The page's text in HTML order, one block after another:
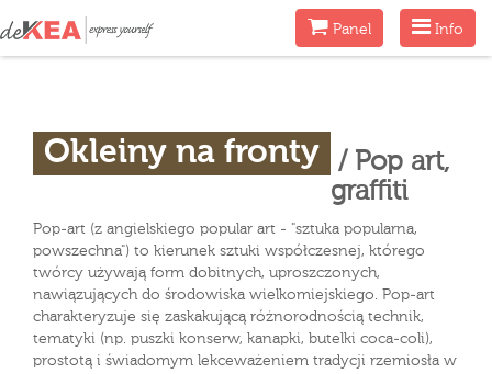
Menu
Info
MenuPanel
Okleiny na fronty
/ Pop art,
graffiti
Pop-art (z angielskiego popular art - "sztuka popularna,
powszechna") to kierunek sztuki współczesnej, którego
twórcy używają form dobitnych, uproszczonych,
nawiązujących do środowiska wielkomiejskiego. Pop-art
charakteryzuje się zaskakującą różnorodnością technik,
tematyki (np. puszki konserw, kanapki, butelki coca-coli),
prostotą i świadomym lekceważeniem tradycji rzemiosła w